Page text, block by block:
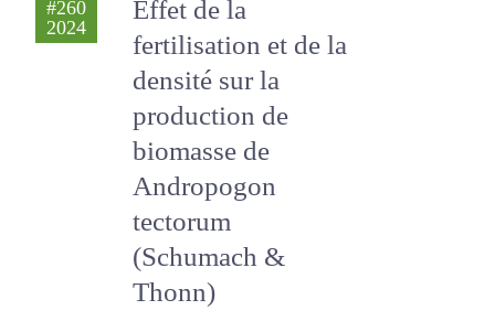
#260
2024
Effet de la
fertilisation et de la
densité sur la
production de
biomasse de
Andropogon
tectorum
(Schumach &
Thonn)